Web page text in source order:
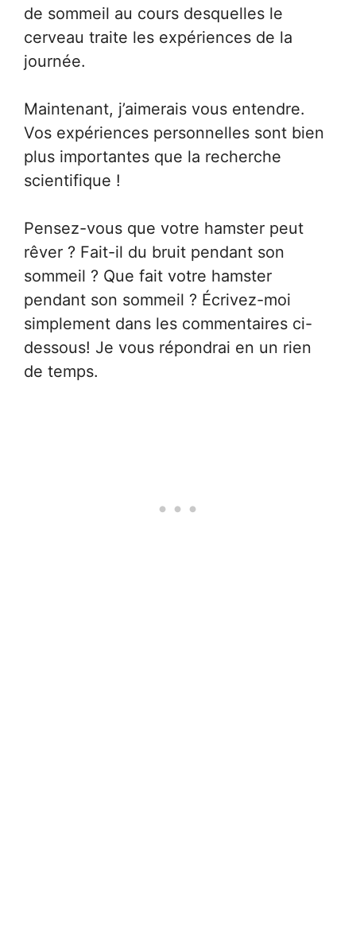
de sommeil au cours desquelles le
cerveau traite les expériences de la
journée.
Maintenant, j’aimerais vous entendre.
Vos expériences personnelles sont bien
plus importantes que la recherche
scientifique !
Pensez-vous que votre hamster peut
rêver ? Fait-il du bruit pendant son
sommeil ? Que fait votre hamster
pendant son sommeil ? Écrivez-moi
simplement dans les commentaires ci-
dessous! Je vous répondrai en un rien
de temps.